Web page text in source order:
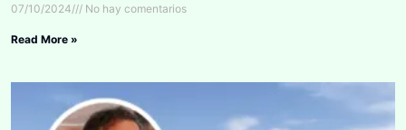
07/10/2024 No hay comentarios
Read More »